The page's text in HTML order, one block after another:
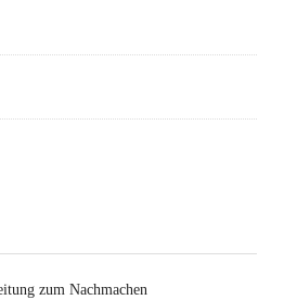
zum Nachmachen